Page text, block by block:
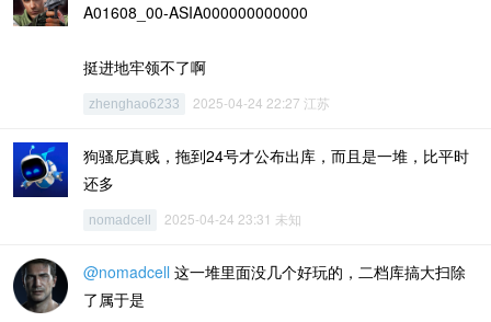
A01608_00-ASIA000000000000
挺进地牢领不了啊
zhenghao6233 2025-04-24 22:27 江苏
狗骚尼真贱，拖到24号才公布出库，而且是一堆，比平时
还多
nomadcell 2025-04-24 23:31 未知
@nomadcell 这一堆里面没几个好玩的，二档库搞大扫除
了属于是